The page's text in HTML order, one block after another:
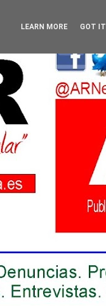
LEARN MORE GOT IT